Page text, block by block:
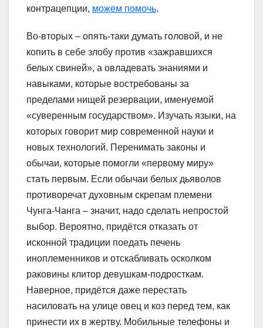
контрацепции, можем помочь.
Во-вторых – опять-таки думать головой, и не
копить в себе злобу против «зажравшихся
белых свиней», а овладевать знаниями и
навыками, которые востребованы за
пределами нищей резервации, именуемой
«суверенным государством». Изучать языки, на
которых говорит мир современной науки и
новых технологий. Перенимать законы и
обычаи, которые помогли «первому миру»
стать первым. Если обычаи белых дьяволов
противоречат духовным скрепам племени
Чунга-Чанга – значит, надо сделать непростой
выбор. Вероятно, придётся отказать от
исконной традиции поедать печень
иноплеменников и отскабливать осколком
раковины клитор девушкам-подросткам.
Наверное, придётся даже перестать
насиловать на улице овец и коз перед тем, как
принести их в жертву. Мобильные телефоны и